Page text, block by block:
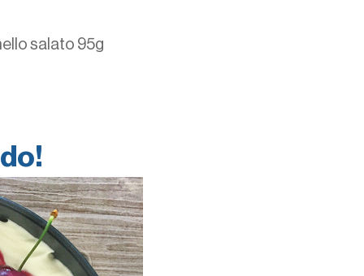
salato 95g